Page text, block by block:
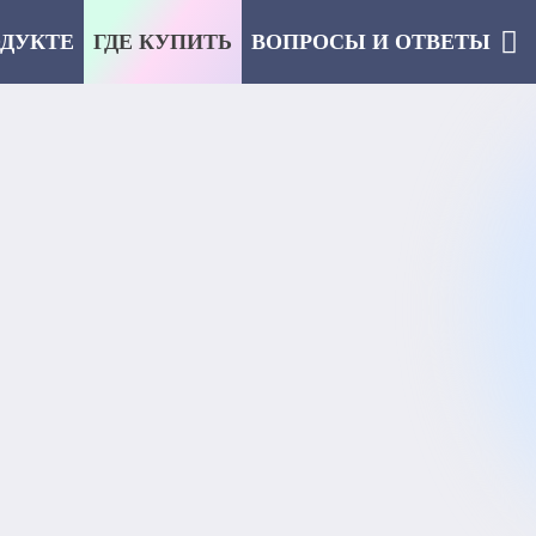
ГДЕ КУПИТЬ ВОПРОСЫ И ОТВЕТЫ